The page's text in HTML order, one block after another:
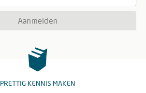
Aanmelden
PRETTIG KENNIS MAKEN